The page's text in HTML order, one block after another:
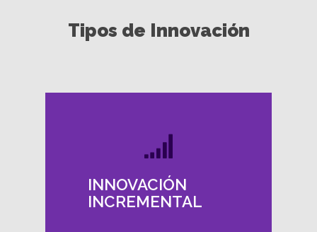
Tipos de Innovación
INNOVACIÓN
INCREMENTAL
Pequeñas mejoras
en productos,
servicios o
procesos
existentes.